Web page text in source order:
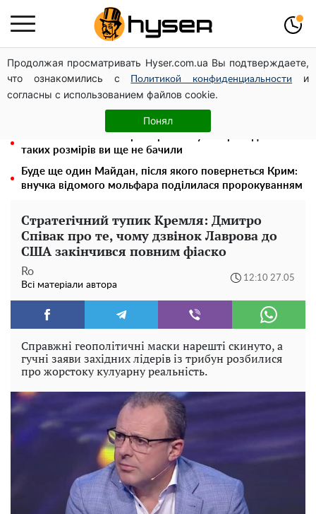
Продолжая просматривать Hyser.com.ua Вы подтверждаете,
что ознакомились с
Политикой конфиденциальности
и
согласны с использованием файлов cookie.
Понял
Гола Олена Тополя у цікавих позах змусила відвисати
щелепи: злив відео – було лише початком
Олена Тополя злив відео – це далеко не все: фронтмен
"Антитіла" Тарас Тополя став наступним
таких розмірів ви ще не бачили
Буде ще один Майдан, після якого повернеться Крим:
внучка відомого мольфара поділилася пророкуванням
Стратегічний тупик Кремля: Дмитро
Співак про те, чому дзвінок Лаврова до
США закінчився повним фіаско
Ro
Всі матеріали автора
12:10 27.05
Справжні геополітичні маски нарешті скинуто, а
гучні заяви західних лідерів із трибун розбилися
про жорстоку кулуарну реальність.